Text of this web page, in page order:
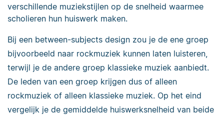
verschillende muziekstijlen op de snelheid waarmee
scholieren hun huiswerk maken.
Bij een between-subjects design zou je de ene groep
bijvoorbeeld naar rockmuziek kunnen laten luisteren,
terwijl je de andere groep klassieke muziek aanbiedt.
De leden van een groep krijgen dus of alleen
rockmuziek of alleen klassieke muziek. Op het eind
vergelijk je de gemiddelde huiswerksnelheid van beide